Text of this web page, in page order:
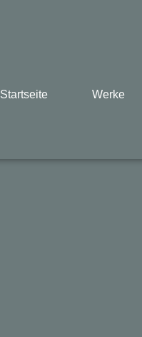
Startseite Werke